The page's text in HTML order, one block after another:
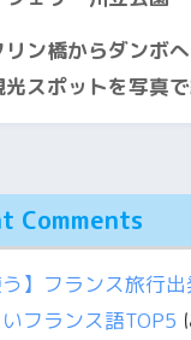
リン橋からダンボ
光スポットを写真
Comments
う】フランス旅行
フランス語TOP5